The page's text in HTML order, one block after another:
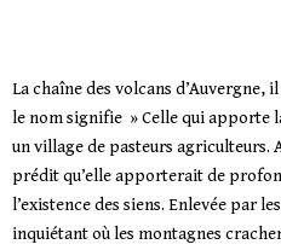
La chaîne des volcans
le nom signifie » Celle qui apporte
un village de pasteurs agriculteurs.
prédit qu’elle apporterait de
l’existence des siens. Enlevée par
inquiétant où les montagnes